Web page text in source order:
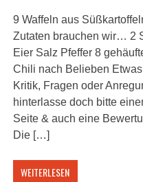
9 Waffeln aus
Zutaten brauchen wir… 2
Eier Salz Pfeffer 8
Chili nach Belieben
Kritik, Fragen oder
hinterlasse doch bitte
Seite & auch eine
Die […]
WEITERLESEN